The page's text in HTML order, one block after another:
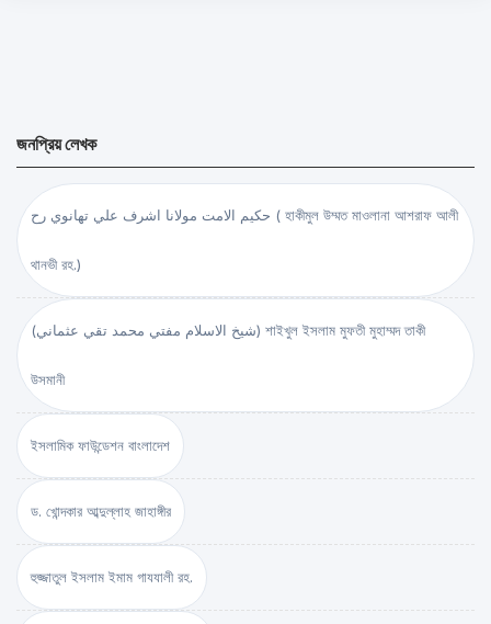
জনপ্রিয় লেখক
حكيم الامت مولانا اشرف علي تهانوي رح ( হাকীমুল উম্মত মাওলানা আশরাফ আলী
থানভী রহ.)
(شيخ الاسلام مفتي محمد تقي عثماني) শাইখুল ইসলাম মুফতী মুহাম্মদ তাকী
উসমানী
ইসলামিক ফাউন্ডেশন বাংলাদেশ
ড. খোন্দকার আব্দুল্লাহ জাহাঙ্গীর
হুজ্জাতুল ইসলাম ইমাম গাযযালী রহ.